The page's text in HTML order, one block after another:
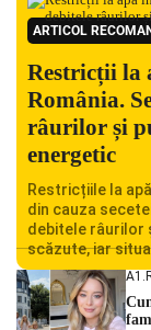
ARTICOL
Restricții la
România.
râurilor și
energetic
Restricțiile la
din cauza
debitele râurilor
scăzute, iar
Centralei
cu una dintre
hidrologic din